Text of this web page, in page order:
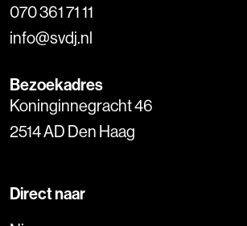
070 361 71 11
info@svdj.nl
Bezoekadres
Koninginnegracht 46
2514 AD Den Haag
Direct naar